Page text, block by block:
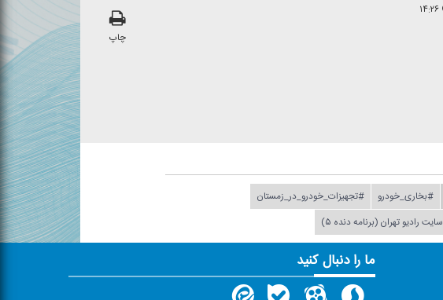
۱۴:۲۶
چاپ
#بخاری_خودرو #تجهیزات_خودرو_در_زمستان
سایت رادیو تهران (برنامه دنده ۵)
ما را دنبال کنید